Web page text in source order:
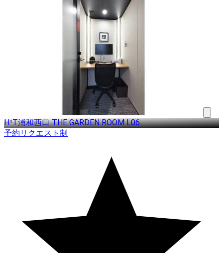
H¹T浦和西口 THE GARDEN ROOM L06
予約リクエスト制